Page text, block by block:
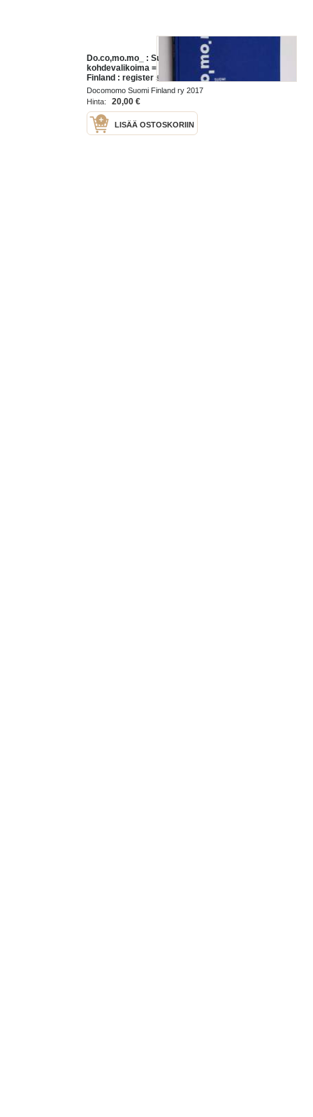
Do.co,mo.mo_ : Suomi :
kohdevalikoima = Do.co,mo.mo_ :
Finland : register selection - Suomi
: - Do.co,mo.mo_ : - Finland : -
Docomomo
Docomomo Suomi Finland ry 2017
Hinta:
20,00 €
LISÄÄ OSTOSKORIIN